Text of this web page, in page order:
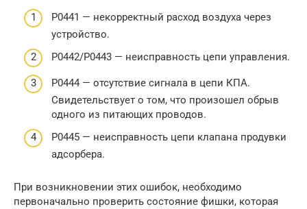
Р0441 — некорректный расход воздуха через
устройство.
Р0442/Р0443 — неисправность цепи управления.
Р0444 — отсутствие сигнала в цепи КПА.
Свидетельствует о том, что произошел обрыв
одного из питающих проводов.
Р0445 — неисправность цепи клапана продувки
адсорбера.
При возникновении этих ошибок, необходимо
первоначально проверить состояние фишки, которая